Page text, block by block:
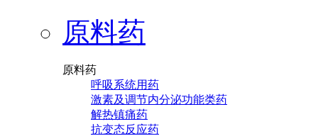
原料药
原料药
呼吸系统用药
激素及调节内分泌功能类药
解热镇痛药
抗变态反应药